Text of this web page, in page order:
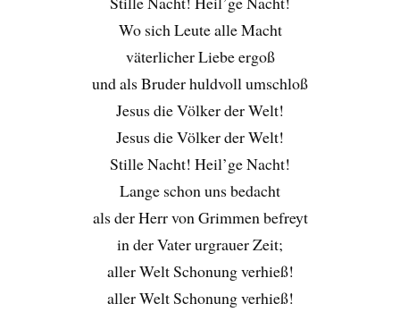
Wo sich Leute alle Macht
väterlicher Liebe ergoß
und als Bruder huldvoll umschloß
Jesus die Völker der Welt!
Jesus die Völker der Welt!
Stille Nacht! Heil’ge Nacht!
Lange schon uns bedacht
als der Herr von Grimmen befreyt
in der Vater urgrauer Zeit;
aller Welt Schonung verhieß!
aller Welt Schonung verhieß!